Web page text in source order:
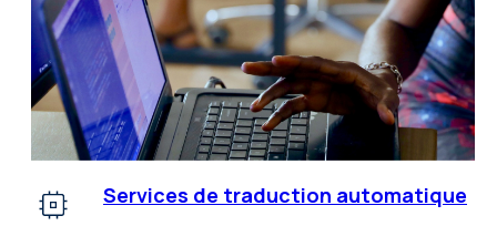
Services de traduction automatique